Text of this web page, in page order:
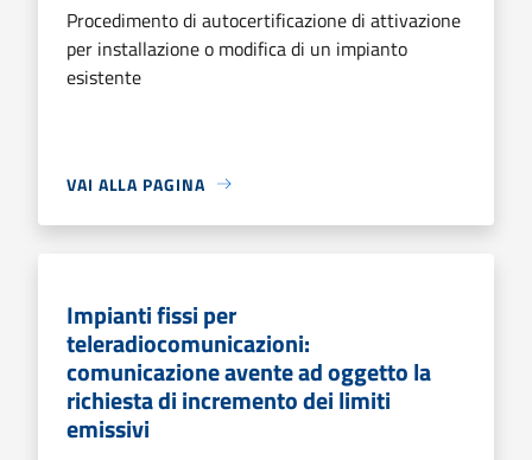
Procedimento di autocertificazione di attivazione
per installazione o modifica di un impianto
esistente
VAI ALLA PAGINA
Impianti fissi per
teleradiocomunicazioni:
comunicazione avente ad oggetto la
richiesta di incremento dei limiti
emissivi